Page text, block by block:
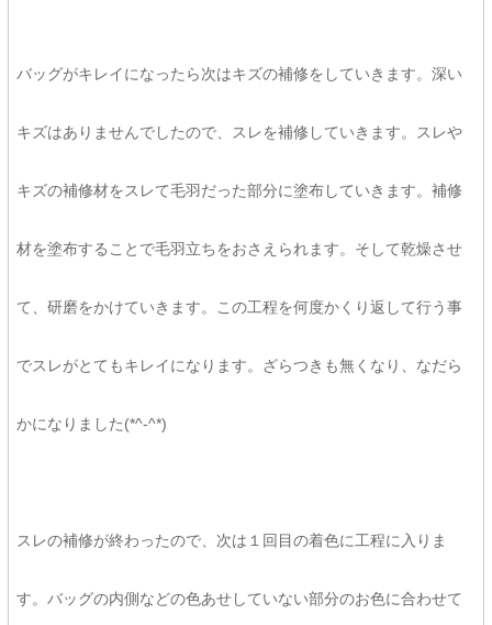
バッグがキレイになったら次はキズの補修をしていきます。深い
キズはありませんでしたので、スレを補修していきます。スレや
キズの補修材をスレて毛羽だった部分に塗布していきます。補修
材を塗布することで毛羽立ちをおさえられます。そして乾燥させ
て、研磨をかけていきます。この工程を何度かくり返して行う事
でスレがとてもキレイになります。ざらつきも無くなり、なだら
かになりました(*^-^*)
スレの補修が終わったので、次は１回目の着色に工程に入りま
す。バッグの内側などの色あせしていない部分のお色に合わせて